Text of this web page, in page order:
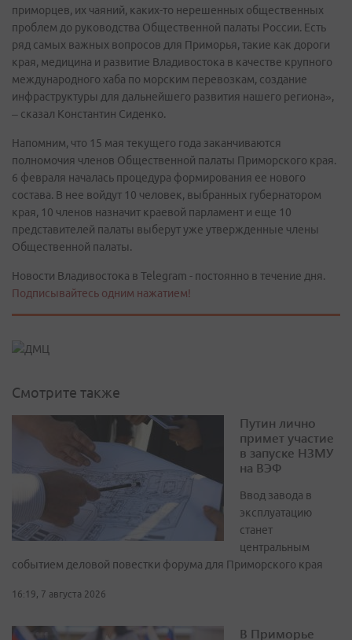
приморцев, их чаяний, каких-то нерешенных общественных
проблем до руководства Общественной палаты России. Есть
ряд самых важных вопросов для Приморья, такие как дороги
края, медицина и развитие Владивостока в качестве крупного
международного хаба по морским перевозкам, создание
инфраструктуры для дальнейшего развития нашего региона»,
‒ сказал Константин Сиденко.
Напомним, что 15 мая текущего года заканчиваются
полномочия членов Общественной палаты Приморского края.
6 февраля началась процедура формирования ее нового
состава. В нее войдут 10 человек, выбранных губернатором
края, 10 членов назначит краевой парламент и еще 10
представителей палаты выберут уже утвержденные члены
Общественной палаты.
Новости Владивостока в Telegram - постоянно в течение дня.
Подписывайтесь одним нажатием!
Смотрите также
Путин лично
примет участие
в запуске НЗМУ
на ВЭФ
Ввод завода в
эксплуатацию
станет
центральным
событием деловой повестки форума для Приморского края
16:19, 7 августа 2026
В Приморье